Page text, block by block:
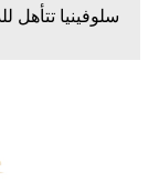
سلوفينيا تتأهل